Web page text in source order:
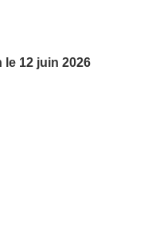
le 12 juin 2026